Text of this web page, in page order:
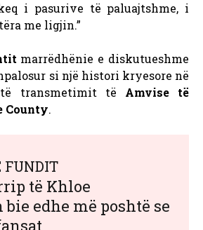
i pasurive të paluajtshme, i
me ligjin.”
marrëdhënie e diskutueshme
si një histori kryesore në
transmetimit të Amvise të
County.
FUNDIT
të Khloe
edhe më poshtë se